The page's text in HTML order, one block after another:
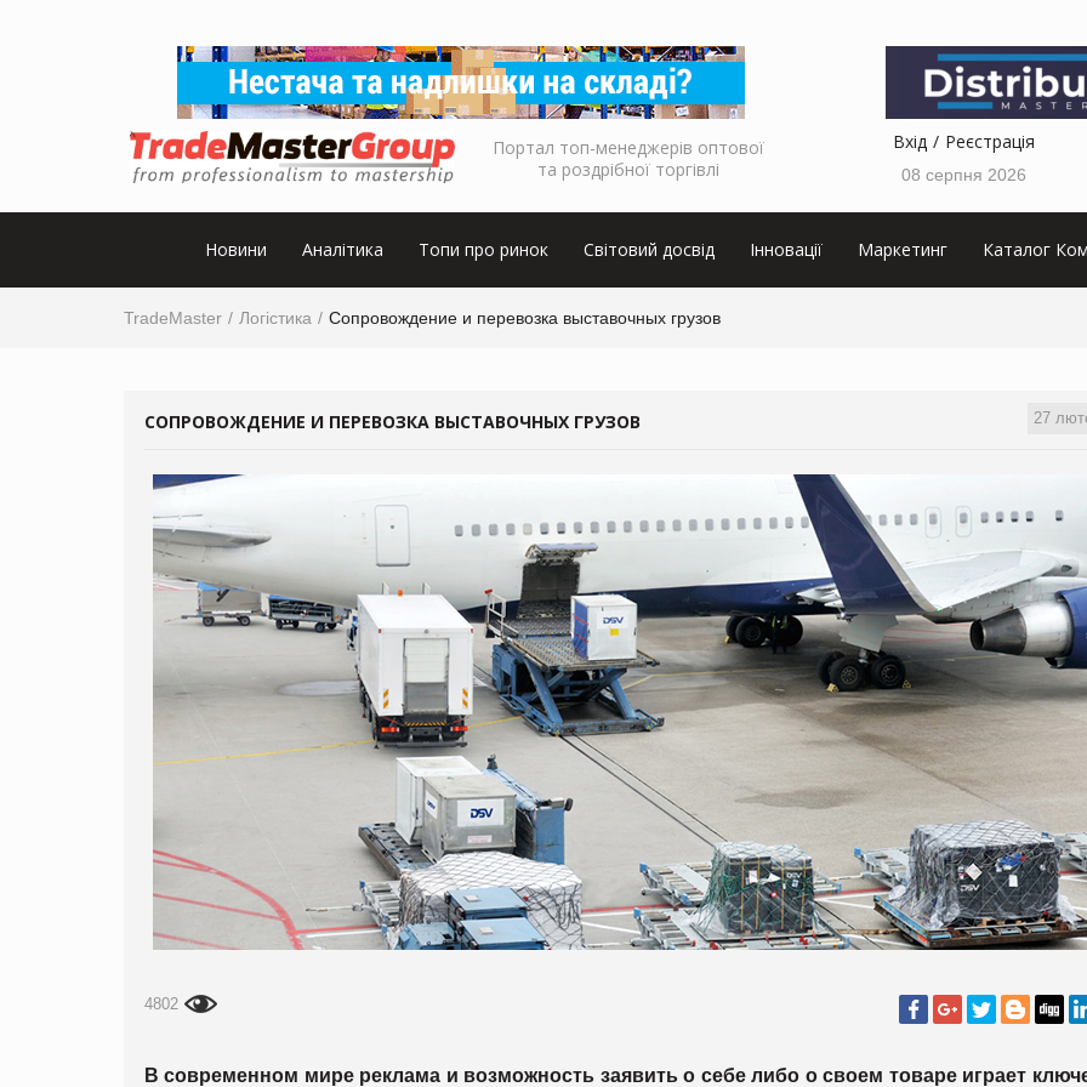
Портал топ-менеджерів оптової
та роздрібної торгівлі
Вхід Реєстрація
08 серпня 2026
Новини Аналітика Топи про ринок Світовий досвід Інновації Маркетинг Каталог
TradeMaster Логістика Сопровождение и перевозка выставочных грузов
27
СОПРОВОЖДЕНИЕ И ПЕРЕВОЗКА ВЫСТАВОЧНЫХ ГРУЗОВ
4802
В современном мире реклама и возможность заявить о себе либо о своем товаре играет